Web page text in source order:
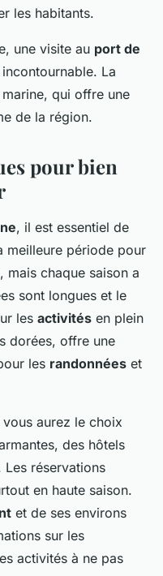
les habitants.
une visite au port de
La
qui offre une
de la région.
pour bien
, il est essentiel de
meilleure période pour
mais chaque saison a
sont longues et le
les activités en plein
dorées, offre une
les randonnées et
aurez le choix
des hôtels
réservations
en haute saison.
et de ses environs
sur les
activités à ne pas